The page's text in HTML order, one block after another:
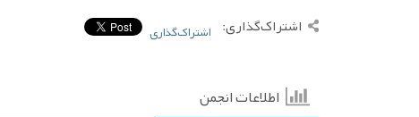
اشتراک‌گذاری: اشتراک‌گذاری
اطلاعات انجمن